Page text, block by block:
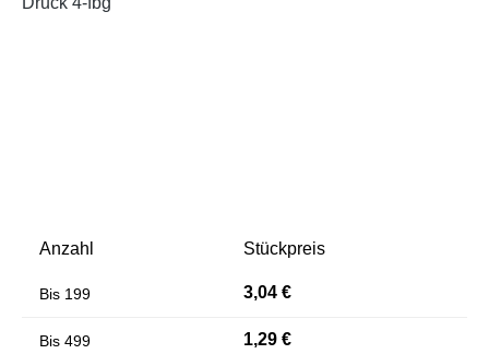
Anzahl Stückpreis
Bis 199 3,04 €
Bis 499 1,29 €